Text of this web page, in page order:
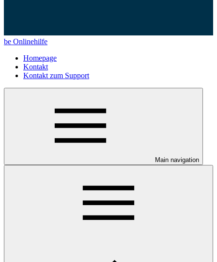
be Onlinehilfe
Homepage
Kontakt
Kontakt zum Support
Main navigation